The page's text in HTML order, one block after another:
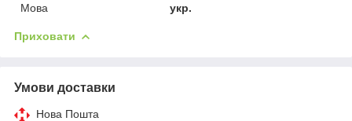
Мова
укр.
Приховати
Умови доставки
Нова Пошта